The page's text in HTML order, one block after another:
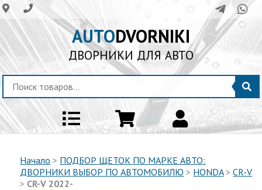
AUTODVORNIKI
ДВОРНИКИ ДЛЯ АВТО
Начало > ПОДБОР ЩЕТОК ПО МАРКЕ АВТО:
ДВОРНИКИ ВЫБОР ПО АВТОМОБИЛЮ > HONDA>CR-V
> CR-V 2022-